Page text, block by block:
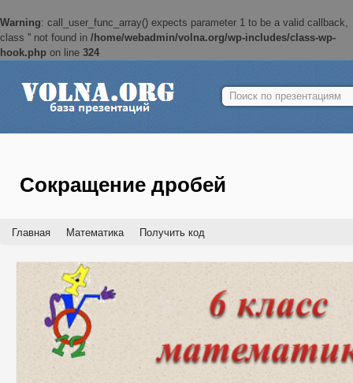
Warning: call_user_func_array() expects parameter 1 to be a valid callback,
class '' not found in /home/webadmin/volna.org/wp-includes/class-wp-
hook.php on line 324
Найти:
Сокращение дробей
Главная Математика Получить код